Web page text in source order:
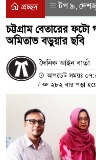
প্রচ্ছদ টপ ৯,
চট্টগ্রাম বেতারের ফটো
অমিতাভ বড়ুয়ার ছবি
দৈনিক আইন বার্তা
আপডেট সময়ঃ
/
২৮২ বার পড়া